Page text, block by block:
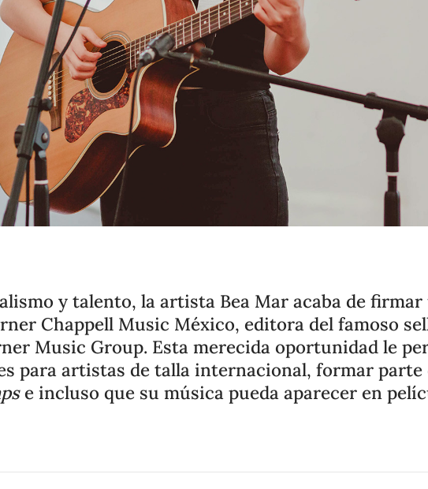
y talento, la artista Bea Mar acaba de firmar
Chappell Music México, editora del famoso
Music Group. Esta merecida oportunidad le
para artistas de talla internacional, formar parte
e incluso que su música pueda aparecer en